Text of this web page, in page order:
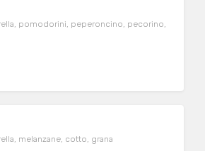
pomodorini, peperoncino, pecorino,
melanzane, cotto, grana